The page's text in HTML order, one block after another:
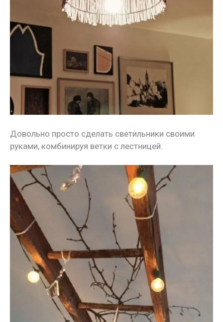
Довольно просто сделать светильники своими
руками, комбинируя ветки с лестницей.